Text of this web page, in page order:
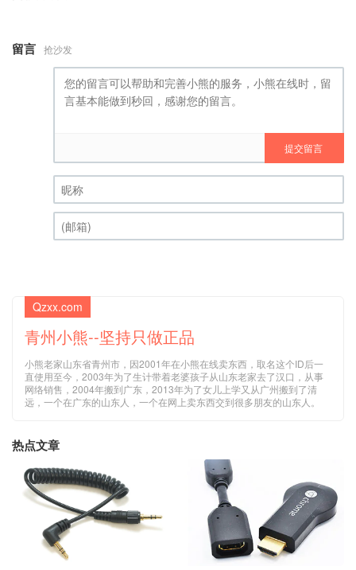
留言 抢沙发
提交留言
昵称 (必填)
Qzxx.com
青州小熊--坚持只做正品
小熊老家山东省青州市，因2001年在小熊在线卖东西，取名这个ID后一
直使用至今，2003年为了生计带着老婆孩子从山东老家去了汉口，从事
网络销售，2004年搬到广东，2013年为了女儿上学又从广州搬到了清
远，一个在广东的山东人，一个在网上卖东西交到很多朋友的山东人。
热点文章